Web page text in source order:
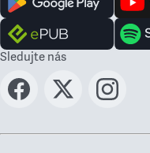
Sledujte nás